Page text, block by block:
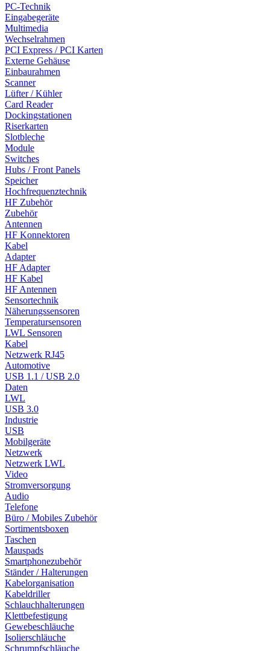
PC-Technik
Eingabegeräte
Multimedia
Wechselrahmen
PCI Express / PCI Karten
Externe Gehäuse
Einbaurahmen
Scanner
Lüfter / Kühler
Card Reader
Dockingstationen
Riserkarten
Slotbleche
Module
Switches
Hubs / Front Panels
Speicher
Hochfrequenztechnik
HF Zubehör
Zubehör
Antennen
HF Konnektoren
Kabel
Adapter
HF Adapter
HF Kabel
HF Antennen
Sensortechnik
Näherungssensoren
Temperatursensoren
LWL Sensoren
Kabel
Netzwerk RJ45
Automotive
USB 1.1 / USB 2.0
Daten
LWL
USB 3.0
Industrie
USB
Mobilgeräte
Netzwerk
Netzwerk LWL
Video
Stromversorgung
Audio
Telefone
Büro / Mobiles Zubehör
Sortimentsboxen
Taschen
Mauspads
Smartphonezubehör
Ständer / Halterungen
Kabelorganisation
Kabeldriller
Schlauchhalterungen
Klettbefestigung
Gewebeschläuche
Isolierschläuche
Schrumpfschläuche